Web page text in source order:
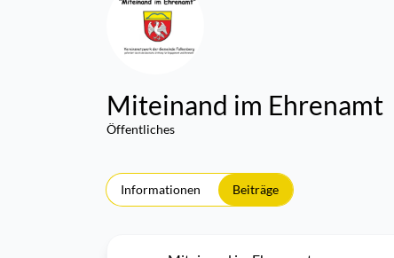
Miteinand im Ehrenamt
Öffentliches
Informationen Beiträge